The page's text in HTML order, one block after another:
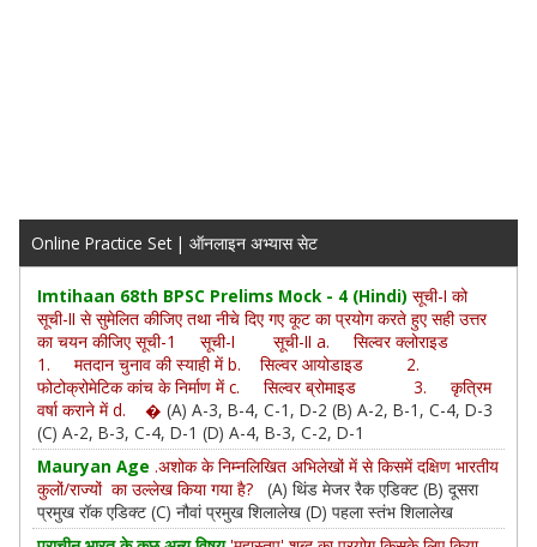
Online Practice Set | ऑनलाइन अभ्यास सेट
Imtihaan 68th BPSC Prelims Mock - 4 (Hindi) सूची-I को
सूची-II से सुमेलित कीजिए तथा नीचे दिए गए कूट का प्रयोग करते हुए सही उत्तर
का चयन कीजिए सूची-1 सूची-I सूची-II a. सिल्वर क्लोराइड
1. मतदान चुनाव की स्याही में b. सिल्वर आयोडाइड 2.
फोटोक्रोमेटिक कांच के निर्माण में c. सिल्वर ब्रोमाइड 3. कृत्रिम
वर्षा कराने में d. � (A) A-3, B-4, C-1, D-2 (B) A-2, B-1, C-4, D-3
(C) A-2, B-3, C-4, D-1 (D) A-4, B-3, C-2, D-1
Mauryan Age .अशोक के निम्नलिखित अभिलेखों में से किसमें दक्षिण भारतीय
कुलों/राज्यों का उल्लेख किया गया है? (A) थिंड मेजर रैक एडिक्ट (B) दूसरा
प्रमुख रॉक एडिक्ट (C) नौवां प्रमुख शिलालेख (D) पहला स्तंभ शिलालेख